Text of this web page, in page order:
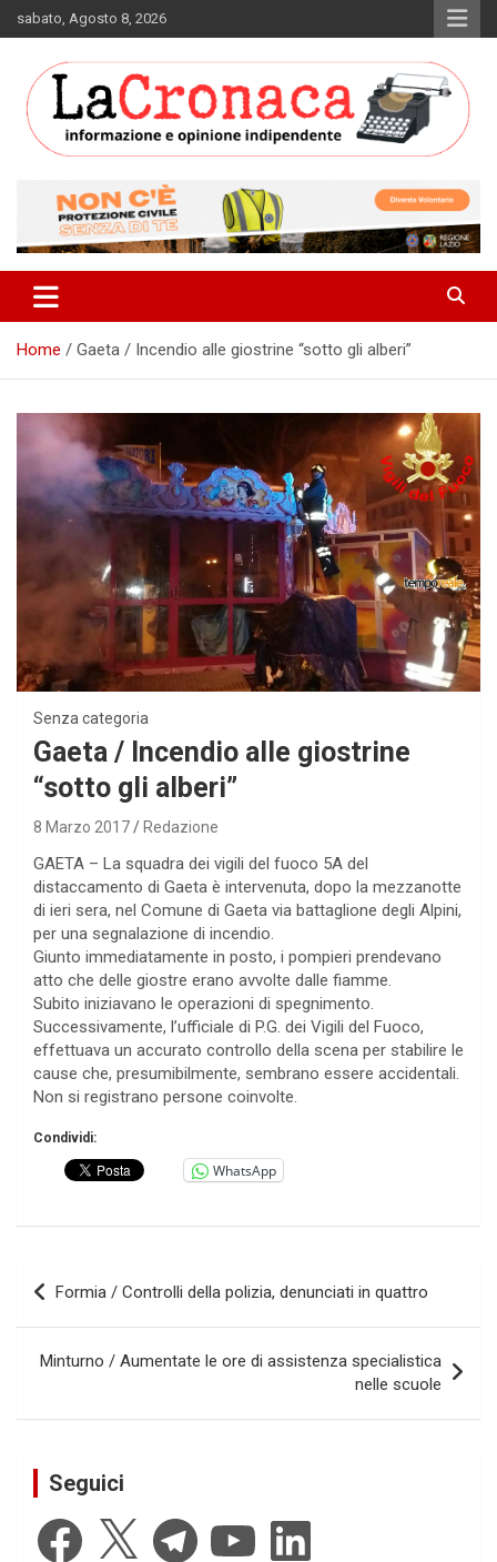
to
sabato, Agosto 8, 2026
La Cronaca Quotidiano
Home Gaeta / Incendio alle giostrine “sotto gli alberi”
Senza categoria
Gaeta / Incendio alle giostrine
“sotto gli alberi”
8 Marzo 2017 Redazione
GAETA – La squadra dei vigili del fuoco 5A del
distaccamento di Gaeta è intervenuta, dopo la mezzanotte
di ieri sera, nel Comune di Gaeta via battaglione degli Alpini,
per una segnalazione di incendio.
Giunto immediatamente in posto, i pompieri prendevano
atto che delle giostre erano avvolte dalle fiamme.
Subito iniziavano le operazioni di spegnimento.
Successivamente, l’ufficiale di P.G. dei Vigili del Fuoco,
effettuava un accurato controllo della scena per stabilire le
cause che, presumibilmente, sembrano essere accidentali.
Non si registrano persone coinvolte.
Condividi:
WhatsApp
Navigazione
articoli
Formia / Controlli della polizia, denunciati in quattro
Minturno / Aumentate le ore di assistenza specialistica
nelle scuole
Seguici
Facebook Telegram YouTube LinkedIn